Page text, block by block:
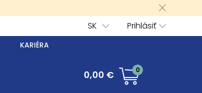
Prihlásiť
SK
KARIÉRA
0,00 € 0